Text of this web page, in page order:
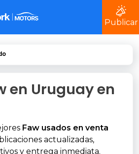
Publicar
en Uruguay en
Faw usados en venta
actualizadas,
y entrega inmediata.